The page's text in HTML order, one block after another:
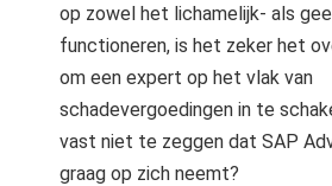
op zowel het lichamelijk- als
functioneren, is het zeker het
om een expert op het vlak van
schadevergoedingen in te
vast niet te zeggen dat SAP
graag op zich neemt?